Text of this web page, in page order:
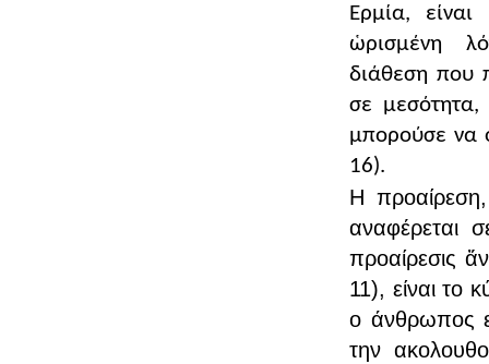
Ερμία,
ὡρισμένη
διάθεση που
σε
μπορούσε να
16).
Η
αναφέρεται
προαίρεσις
11), είναι το
ο άνθρωπος
την